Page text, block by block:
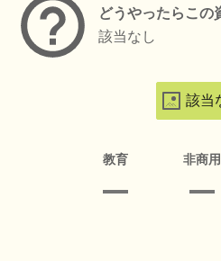
どうやったらこの
該当なし
該当
教育 非商用